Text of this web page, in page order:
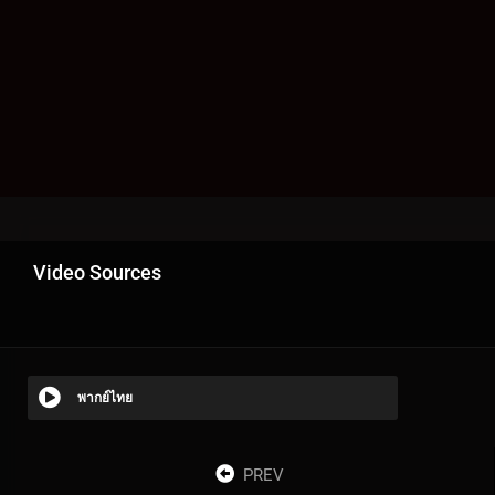
Video Sources
พากย์ไทย
PREV